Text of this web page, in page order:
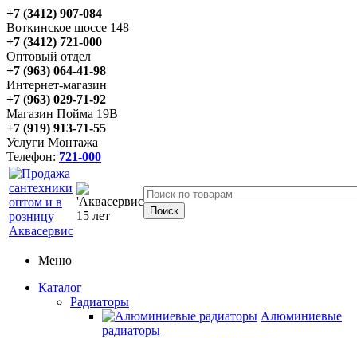
+7 (3412) 907-084
Воткинское шоссе 148
+7 (3412) 721-000
Оптовый отдел
+7 (963) 064-41-98
Интернет-магазин
+7 (963) 029-71-92
Магазин Пойма 19В
+7 (919) 913-71-55
Услуги Монтажа
Телефон: 721-000
Меню
Каталог
Радиаторы
Алюминиевые
радиаторы